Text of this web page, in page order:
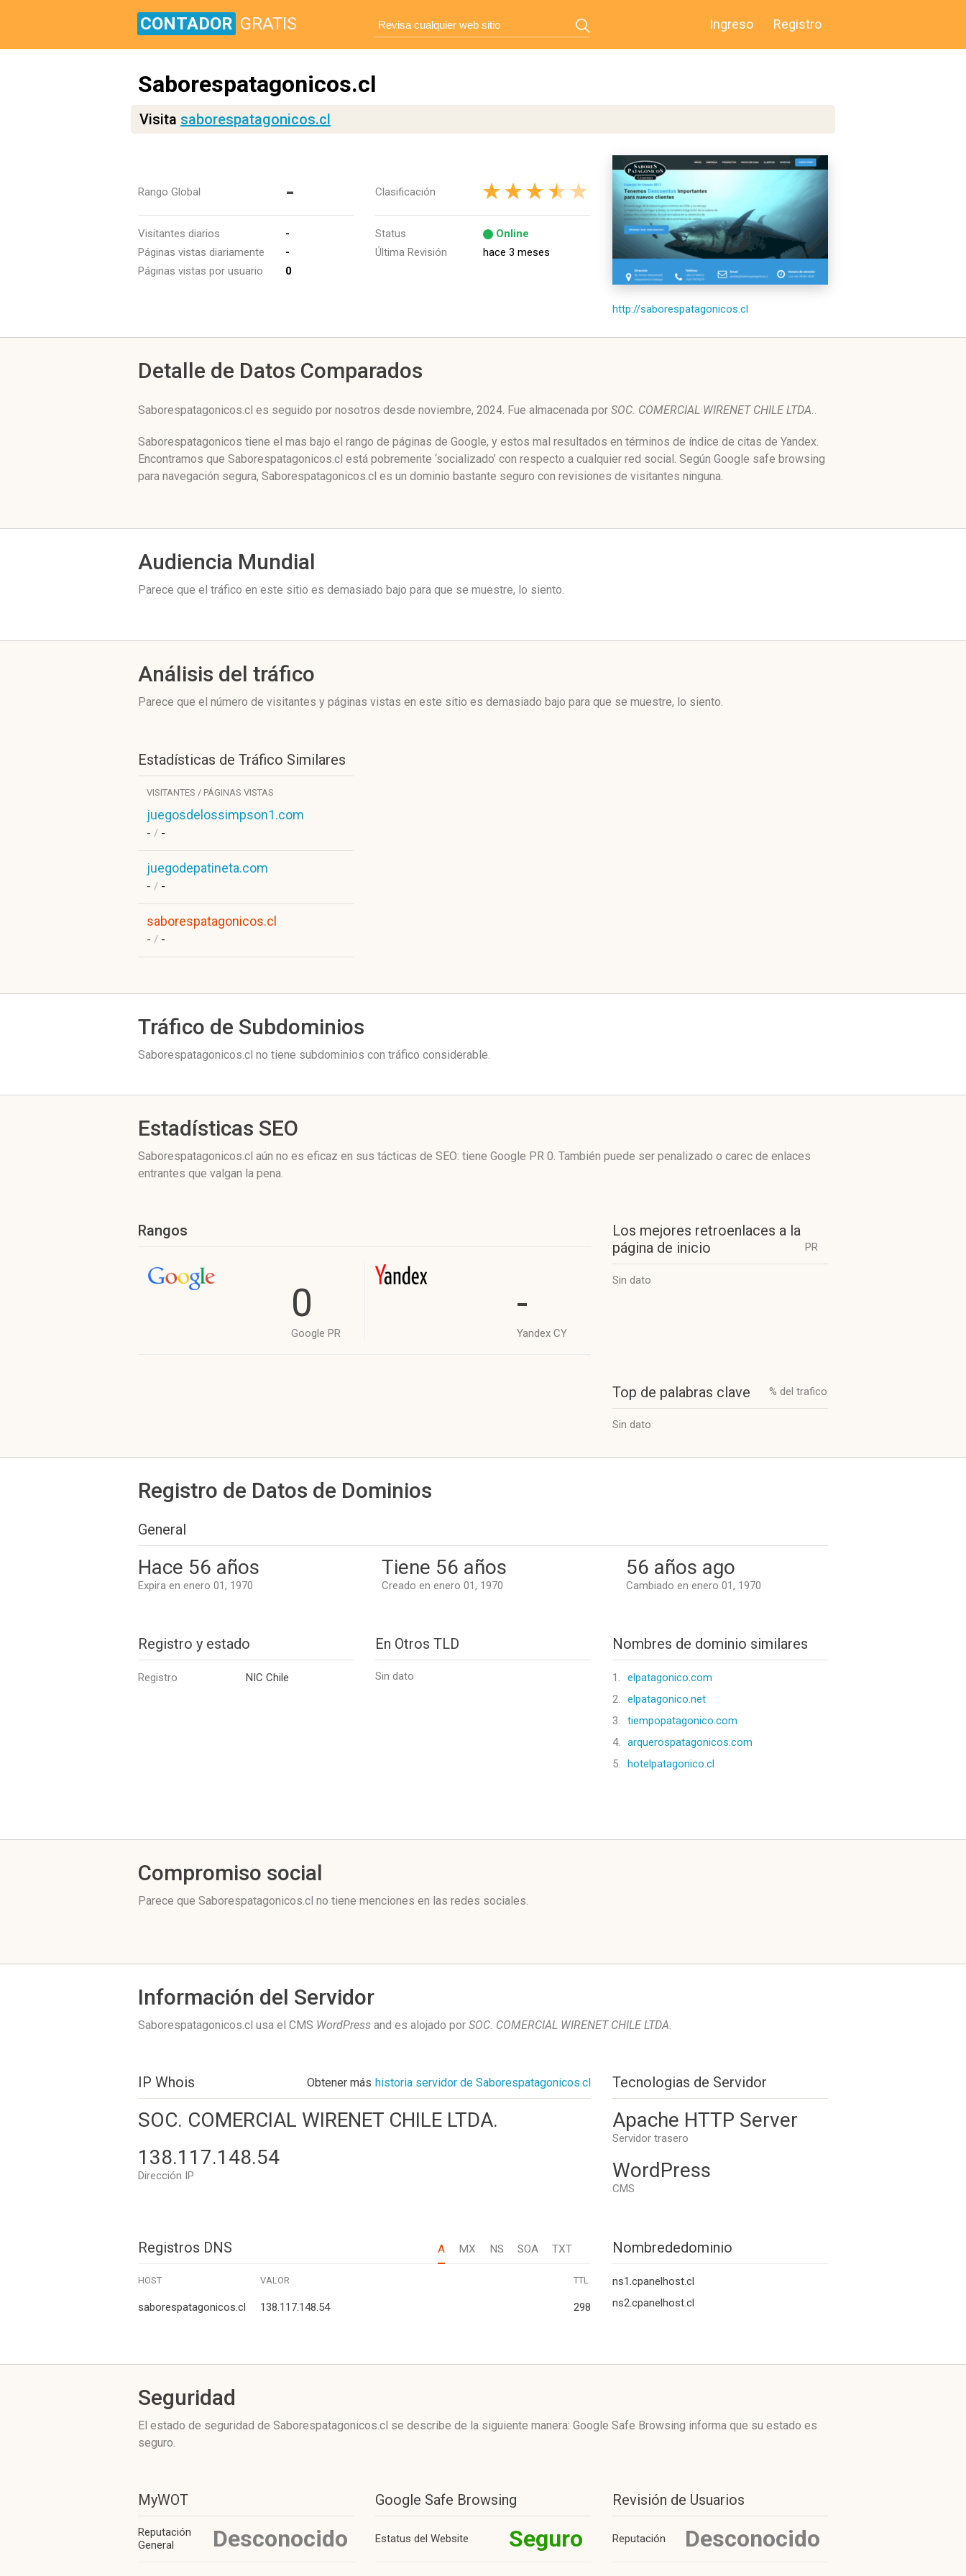
CONTADOR GRATIS Ingreso Registro
Saborespatagonicos.cl
Visita saborespatagonicos.cl
Rango Global -
Visitantes diarios
-
Páginas vistas diariamente
-
Páginas vistas por usuario
0
Clasificación
Status
Online
Última Revisión
hace 3 meses
http://saborespatagonicos.cl
Detalle de Datos Comparados
Saborespatagonicos.cl es seguido por nosotros desde noviembre, 2024. Fue almacenada por SOC. COMERCIAL WIRENET CHILE LTDA..
Saborespatagonicos tiene el mas bajo el rango de páginas de Google, y estos mal resultados en términos de índice de citas de Yandex.
Encontramos que Saborespatagonicos.cl está pobremente ‘socializado’ con respecto a cualquier red social. Según Google safe browsing
para navegación segura, Saborespatagonicos.cl es un dominio bastante seguro con revisiones de visitantes ninguna.
Audiencia Mundial
Parece que el tráfico en este sitio es demasiado bajo para que se muestre, lo siento.
Análisis del tráfico
Parece que el número de visitantes y páginas vistas en este sitio es demasiado bajo para que se muestre, lo siento.
Estadísticas de Tráfico Similares
VISITANTES / PÁGINAS VISTAS
juegosdelossimpson1.com
- / -
juegodepatineta.com
- / -
saborespatagonicos.cl
- / -
Tráfico de Subdominios
Saborespatagonicos.cl no tiene subdominios con tráfico considerable.
Estadísticas SEO
Saborespatagonicos.cl aún no es eficaz en sus tácticas de SEO: tiene Google PR 0. También puede ser penalizado o carec de enlaces
entrantes que valgan la pena.
Rangos
0
Google PR
-
Yandex CY
Los mejores retroenlaces a la
página de inicio
PR
Sin dato
Top de palabras clave % del trafico
Sin dato
Registro de Datos de Dominios
General
Hace 56 años
Expira en enero 01, 1970
Tiene 56 años
Creado en enero 01, 1970
56 años ago
Cambiado en enero 01, 1970
Registro y estado
Registro NIC Chile
En Otros TLD
Sin dato
Nombres de dominio similares
1.
elpatagonico.com
2.
elpatagonico.net
3.
tiempopatagonico.com
4.
arquerospatagonicos.com
5.
hotelpatagonico.cl
Compromiso social
Parece que Saborespatagonicos.cl no tiene menciones en las redes sociales.
Información del Servidor
Saborespatagonicos.cl usa el CMS WordPress and es alojado por SOC. COMERCIAL WIRENET CHILE LTDA.
IP Whois Obtener más historia servidor de Saborespatagonicos.cl
SOC. COMERCIAL WIRENET CHILE LTDA.
138.117.148.54
Dirección IP
Tecnologias de Servidor
Apache HTTP Server
Servidor trasero
WordPress
CMS
Registros DNS A MX NS SOA TXT Nombrededominio
ns1.cpanelhost.cl
ns2.cpanelhost.cl
HOST VALOR TTL
saborespatagonicos.cl 138.117.148.54 298
Seguridad
El estado de seguridad de Saborespatagonicos.cl se describe de la siguiente manera: Google Safe Browsing informa que su estado es
seguro.
MyWOT
Reputación
General
Desconocido
Google Safe Browsing
Estatus del Website Seguro
Revisión de Usuarios
Reputación Desconocido